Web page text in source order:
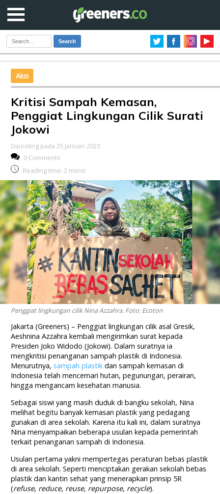
Search
Aksi
Kritisi Sampah Kemasan,
Penggiat Lingkungan Cilik Surati
Jokowi
Diposting pada 25 Januari 2023
0 Comments
Reading time: 2 menit
Penggiat lingkungan cilik Nina Azzahra. Foto: Ecoton
Jakarta (Greeners) – Penggiat lingkungan cilik asal Gresik,
Aeshnina Azzahra kembali mengirimkan surat kepada
Presiden Joko Widodo (Jokowi). Dalam suratnya ia
mengkritisi penanganan sampah plastik di Indonesia.
Menurutnya, sampah plastik dan sampah kemasan di
Indonesia telah mencemari hutan, pegunungan, perairan,
hingga mengancam kesehatan manusia.
Sebagai siswi yang masih duduk di bangku sekolah, Nina
melihat begitu banyak kemasan plastik yang pedagang
gunakan di area sekolah. Karena itu kali ini, dalam suratnya
Nina menyampaikan beberapa usulan kepada pemerintah
terkait penanganan sampah di Indonesia.
Usulan pertama yakni mempertegas peraturan bebas plastik
di area sekolah. Seperti menciptakan gerakan sekolah bebas
plastik dan kantin sehat yang menerapkan prinsip 5R
(refuse, reduce, reuse, repurpose, recycle).